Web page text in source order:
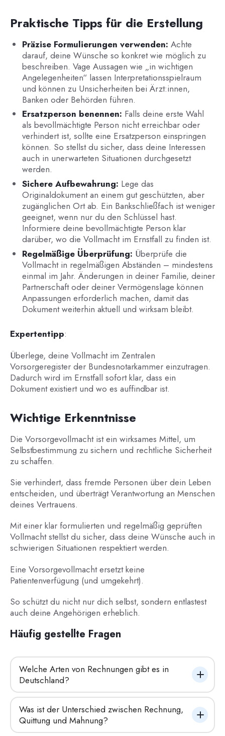
Praktische Tipps für die Erstellung
Präzise Formulierungen verwenden: Achte
darauf, deine Wünsche so konkret wie möglich zu
beschreiben. Vage Aussagen wie „in wichtigen
Angelegenheiten“ lassen Interpretationsspielraum
und können zu Unsicherheiten bei Ärzt:innen,
Banken oder Behörden führen.
Ersatzperson benennen: Falls deine erste Wahl
als bevollmächtigte Person nicht erreichbar oder
verhindert ist, sollte eine Ersatzperson einspringen
können. So stellst du sicher, dass deine Interessen
auch in unerwarteten Situationen durchgesetzt
werden.
Sichere Aufbewahrung: Lege das
Originaldokument an einem gut geschützten, aber
zugänglichen Ort ab. Ein Bankschließfach ist weniger
geeignet, wenn nur du den Schlüssel hast.
Informiere deine bevollmächtigte Person klar
darüber, wo die Vollmacht im Ernstfall zu finden ist.
Regelmäßige Überprüfung: Überprüfe die
Vollmacht in regelmäßigen Abständen – mindestens
einmal im Jahr. Änderungen in deiner Familie, deiner
Partnerschaft oder deiner Vermögenslage können
Anpassungen erforderlich machen, damit das
Dokument weiterhin aktuell und wirksam bleibt.
Expertentipp:
Überlege, deine Vollmacht im Zentralen
Vorsorgeregister der Bundesnotarkammer einzutragen.
Dadurch wird im Ernstfall sofort klar, dass ein
Dokument existiert und wo es auffindbar ist.
Wichtige Erkenntnisse
Die Vorsorgevollmacht ist ein wirksames Mittel, um
Selbstbestimmung zu sichern und rechtliche Sicherheit
zu schaffen.
Sie verhindert, dass fremde Personen über dein Leben
entscheiden, und überträgt Verantwortung an Menschen
deines Vertrauens.
Mit einer klar formulierten und regelmäßig geprüften
Vollmacht stellst du sicher, dass deine Wünsche auch in
schwierigen Situationen respektiert werden.
Eine Vorsorgevollmacht ersetzt keine
Patientenverfügung (und umgekehrt).
So schützt du nicht nur dich selbst, sondern entlastest
auch deine Angehörigen erheblich.
Häufig gestellte Fragen
Welche Arten von Rechnungen gibt es in
Deutschland?
Was ist der Unterschied zwischen Rechnung,
Quittung und Mahnung?